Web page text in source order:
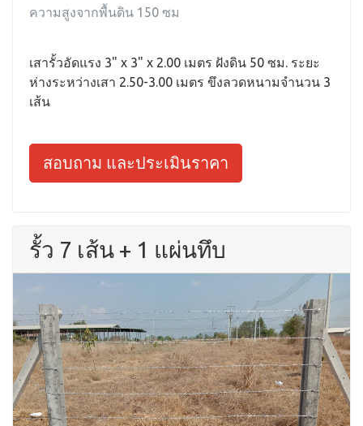
ความสูงจากพื้นดิน 150 ซม
เสารั้วอัดแรง 3" x 3" x 2.00 เมตร ฝังดิน 50 ซม. ระยะ
ห่างระหว่างเสา 2.50-3.00 เมตร ขึงลวดหนามจำนวน 3
เส้น
สอบถาม และประเมินราคา
รั้ว 7 เส้น + 1 แผ่นทึบ